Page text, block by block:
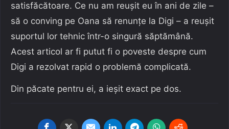
satisfăcătoare. Ce nu am reușit eu în ani de zile –
să o conving pe Oana să renunțe la Digi – a reușit
suportul lor tehnic într-o singură săptămână.
Acest articol ar fi putut fi o poveste despre cum
Digi a rezolvat rapid o problemă complicată.
Din păcate pentru ei, a ieșit exact pe dos.